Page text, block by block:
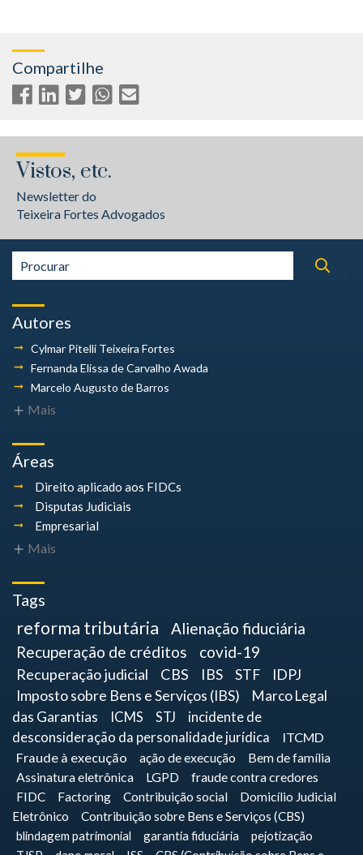
Compartilhe
Vistos, etc.
Newsletter do
Teixeira Fortes Advogados
Autores
Cylmar Pitelli Teixeira Fortes
Fernanda Elissa de Carvalho Awada
Marcelo Augusto de Barros
Mais
Áreas
Direito aplicado aos FIDCs
Disputas Judiciais
Empresarial
Mais
Tags
reforma tributária
Alienação fiduciária
Recuperação de créditos
covid-19
Recuperação judicial CBS IBS STF
IDPJ
Imposto sobre Bens e Serviços (IBS)
Marco Legal
das Garantias
ICMS STJ
incidente de
desconsideração da personalidade jurídica
ITCMD
Fraude à execução
ação de execução
Bem de família
Assinatura eletrônica
LGPD fraude contra credores
FIDC Factoring Contribuição social
Domicílio Judicial
Eletrônico
Contribuição sobre Bens e Serviços (CBS)
blindagem patrimonial
garantia fiduciária
pejotização